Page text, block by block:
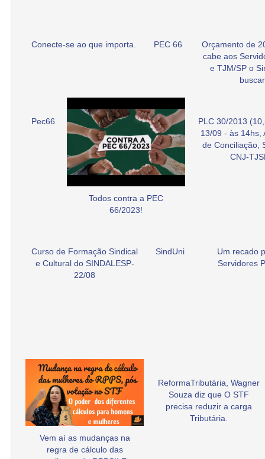
Conecte-se ao que importa. PEC 66
Orçamento de
cabe aos
e TJM/SP o
Pec66
Todos contra a PEC
66/2023!
PLC 30/2013
13/09 - às 14hs,
de Conciliação,
CNJ-
Curso de Formação Sindical
e Cultural do SINDALESP-
22/08
SindUni
Um recado
Servidores
Vem aí as mudanças na
regra de cálculo das
ReformaTributária, Wagner
Souza diz que O STF
precisa reduzir a carga
Tributária.